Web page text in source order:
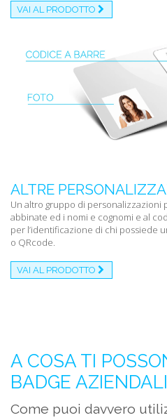
VAI AL PRODOTTO
ALTRE
Un altro gruppo di personalizzazioni
abbinate ed i nomi e cognomi e al
per l’identificazione di chi possiede
o QRcode.
VAI AL PRODOTTO
A COSA TI
BADGE
Come puoi davvero